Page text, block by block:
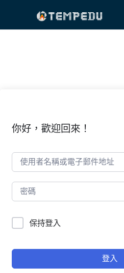
你好，歡迎回來！
保持登入
登入